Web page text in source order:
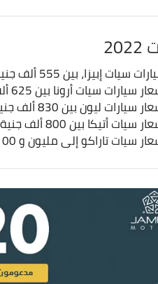
بين 555 ألف جنيه، إلى 620 ألف جنيه
سيات أرونا بين 625 ألف جنيه إلى 675 ألف جنيه
ليون بين 830 ألف جنيه إلى 875 ألف جنيه
بين 800 ألف جنية، حتى 995 ألف جنيه
إلى مليون و 100 ألف جنيه إلى مليون و 200 ألف جنيه